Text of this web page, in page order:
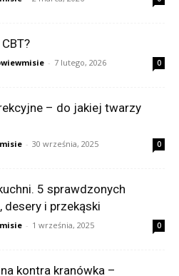
- 7 lutego, 2026 0
– do jakiej twarzy
- 30 września, 2025 0
5 sprawdzonych
desery i przekąski
- 1 września, 2025 0
kontra kranówka –